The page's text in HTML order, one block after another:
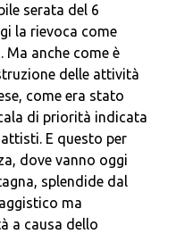
serata del 6
la rievoca come
anche come è
delle attività
come era stato
di priorità indicata
E questo per
dove vanno oggi
splendide dal
ma
a causa dello